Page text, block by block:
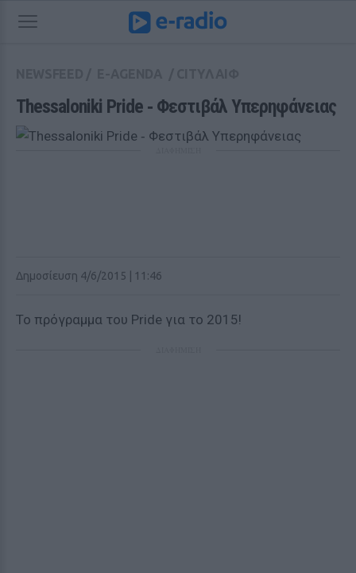
Thessaloniki Pride ‑ Φεστιβάλ Υπερηφάνειας
Δημοσίευση 4/6/2015 | 11:46
Το πρόγραμμα του Pride για το 2015!